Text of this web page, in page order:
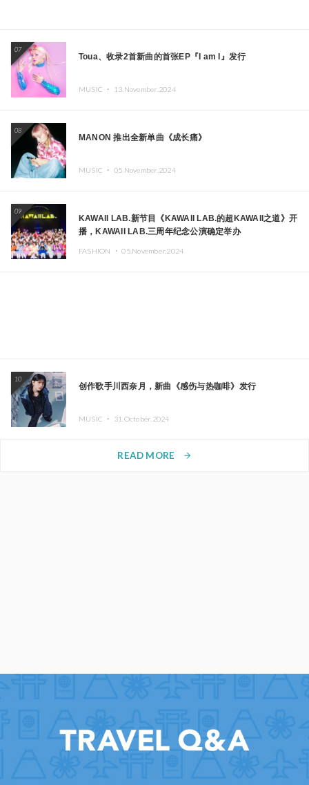
07
Toua、收录2首新曲的首张EP『I am I』发行
MUSIC ・ 13.November.2024
08
MANON 推出全新单曲《成长痛》
MUSIC ・ 05.November.2024
09
KAWAII LAB.新节目《KAWAII LAB.的超KAWAII之道》开
播，KAWAII LAB.三周年纪念公演确定举办
FASHION ・05.November.2024
10
创作歌手川西奈月，新曲《感伤与热咖啡》发行
MUSIC ・ 31.October.2024
READ MORE arrow_forward